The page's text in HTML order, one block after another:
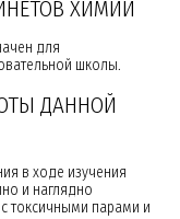
ХИМИИ
для
школы.
ДАННОЙ
в ходе изучения
и наглядно
токсичными парами и